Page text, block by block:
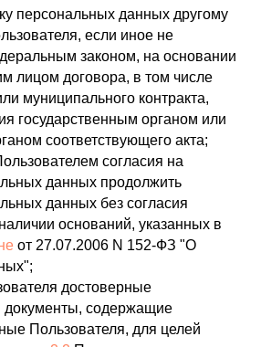
персональных данных другому
если иное не
законом, на основании
лицом договора, в том числе
муниципального контракта,
государственным органом или
соответствующего акта;
согласия на
данных продолжить
данных без согласия
оснований, указанных в
от 27.07.2006 N 152-ФЗ "О
достоверные
содержащие
Пользователя, для целей